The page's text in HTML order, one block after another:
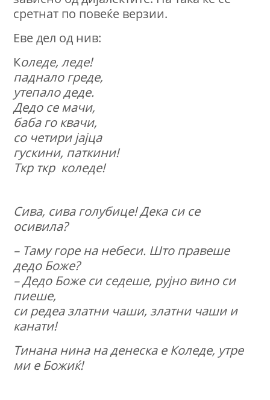
сретнат по повеќе верзии.
Еве дел од нив:
Коледе, леде!
паднало греде,
утепало деде.
Дедо се мачи,
баба го квачи,
со четири јајца
гускини, паткини!
Ткр ткр коледе!
Сива, сива голубице! Дека си се
осивила?
– Таму горе на небеси. Што правеше
дедо Боже?
– Дедо Боже си седеше, рујно вино си
пиеше,
си редеа златни чаши, златни чаши и
канати!
Тинана нина на денеска е Коледе, утре
ми е Божиќ!